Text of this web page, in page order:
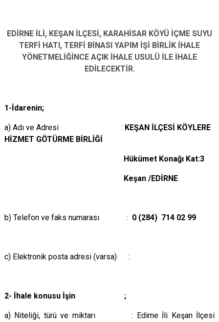
EDİRNE İLİ, KEŞAN İLÇESİ, KARAHİSAR KÖYÜ İÇME SUYU
TERFİ HATI, TERFİ BİNASI YAPIM İŞİ BİRLİK İHALE
YÖNETMELİĞİNCE AÇIK İHALE USULÜ İLE İHALE
EDİLECEKTİR.
1-İdarenin;
a) Adı ve Adresi : KEŞAN İLÇESİ KÖYLERE
HİZMET GÖTÜRME BİRLİĞİ
Hükümet Konağı Kat:3
Keşan /EDİRNE
b) Telefon ve faks numarası : 0 (284) 714 02 99
c) Elektronik posta adresi (varsa) :
2- İhale konusu İşin ;
a) Niteliği, türü ve miktarı: Edirne İli Keşan İlçesi